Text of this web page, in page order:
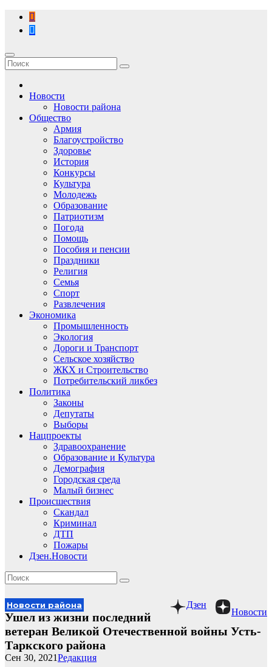
Перейти
содержимому
Новости
Новости района
Общество
Армия
Благоустройство
Здоровье
История
Конкурсы
Культура
Молодежь
Образование
Патриотизм
Погода
Помощь
Пособия и пенсии
Праздники
Религия
Семья
Спорт
Развлечения
Экономика
Промышленность
Экология
Дороги и Транспорт
Сельское хозяйство
ЖКХ и Строительство
Потребительский ликбез
Политика
Законы
Депутаты
Выборы
Нацпроекты
Здравоохранение
Образование и Культура
Демография
Городская среда
Малый бизнес
Происшествия
Скандал
Криминал
ДТП
Пожары
Дзен.Новости
Новости
Дзен
Новости района
Ушел из жизни последний
ветеран Великой Отечественной войны Усть-
Таркского района
Редакция
Сен 30, 2021